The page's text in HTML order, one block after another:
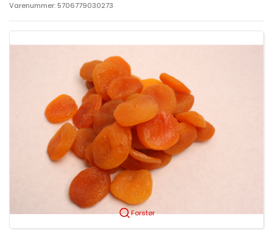
Varenummer: 5706779030273
Forstør